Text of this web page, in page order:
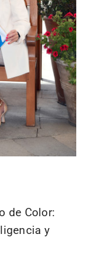
de Color:
y